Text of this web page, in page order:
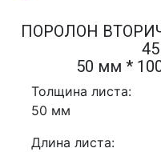
ПОРОЛОН
50 мм *
Толщина листа:
50 мм
Длина листа: